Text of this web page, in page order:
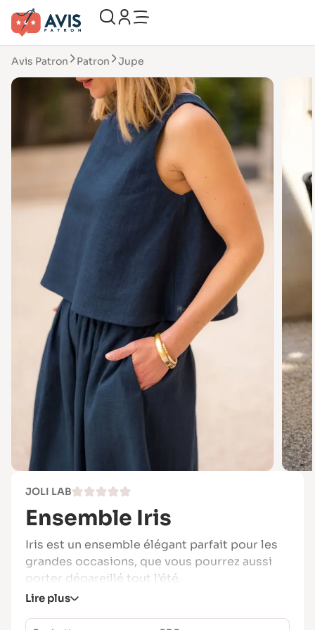
Avis Patron Patron Jupe
JOLI LAB
Ensemble Iris
Iris est un ensemble élégant parfait pour les
grandes occasions, que vous pourrez aussi
porter dépareillé tout l’été.
Le bas : une jupe longue taille haute « so
chic » avec une ceinture tressée en option.
Lire plus